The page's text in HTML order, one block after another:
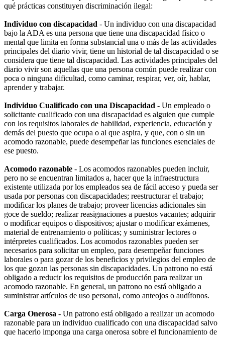
qué prácticas constituyen discriminación ilegal:
Individuo con discapacidad - Un individuo con una discapacidad
bajo la ADA es una persona que tiene una discapacidad físico o
mental que limita en forma substancial una o más de las actividades
principales del diario vivir, tiene un historial de tal discapacidad o se
considera que tiene tal discapacidad. Las actividades principales del
diario vivir son aquellas que una persona común puede realizar con
poca o ninguna dificultad, como caminar, respirar, ver, oír, hablar,
aprender y trabajar.
Individuo Cualificado con una Discapacidad - Un empleado o
solicitante cualificado con una discapacidad es alguien que cumple
con los requisitos laborales de habilidad, experiencia, educación y
demás del puesto que ocupa o al que aspira, y que, con o sin un
acomodo razonable, puede desempeñar las funciones esenciales de
ese puesto.
Acomodo razonable - Los acomodos razonables pueden incluir,
pero no se encuentran limitados a, hacer que la infraestructura
existente utilizada por los empleados sea de fácil acceso y pueda ser
usada por personas con discapacidades; reestructurar el trabajo;
modificar los planes de trabajo; proveer licencias adicionales sin
goce de sueldo; realizar reasignaciones a puestos vacantes; adquirir
o modificar equipos o dispositivos; ajustar o modificar exámenes,
material de entrenamiento o políticas; y suministrar lectores o
intérpretes cualificados. Los acomodos razonables pueden ser
necesarios para solicitar un empleo, para desempeñar funciones
laborales o para gozar de los beneficios y privilegios del empleo de
los que gozan las personas sin discapacidades. Un patrono no está
obligado a reducir los requisitos de producción para realizar un
acomodo razonable. En general, un patrono no está obligado a
suministrar artículos de uso personal, como anteojos o audífonos.
Carga Onerosa - Un patrono está obligado a realizar un acomodo
razonable para un individuo cualificado con una discapacidad salvo
que hacerlo imponga una carga onerosa sobre el funcionamiento de